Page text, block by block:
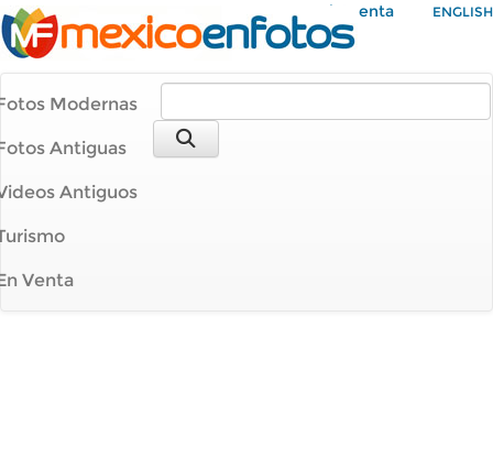
Mi Cuenta ENGLISH
Modernas
Antiguas
Antiguos
Venta